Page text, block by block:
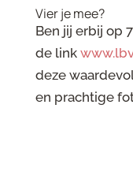
Vier je mee?
Ben jij erbij op
de link
deze
en prachtige